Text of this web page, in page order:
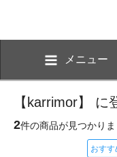
メニュー
【karrimor】 に
2件の商品が見つかり
おすす